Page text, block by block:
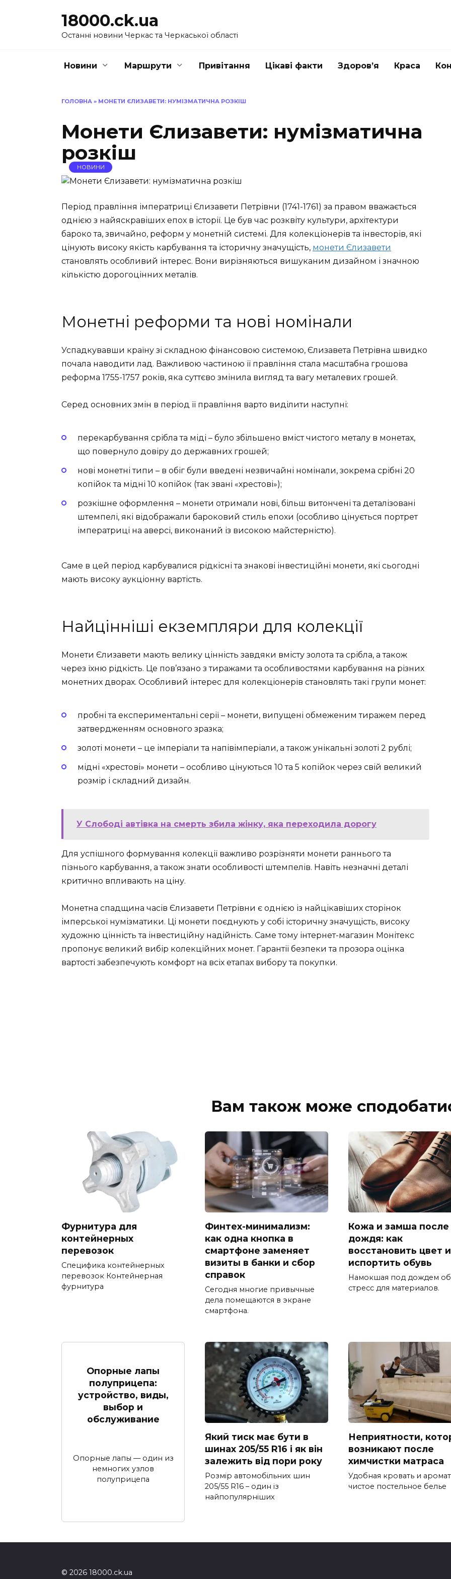
18000.ck.ua
Останні новини Черкас та Черкаської області
Новини Маршрути Привітання Цікаві факти Здоров’я Краса
ГОЛОВНА » МОНЕТИ ЄЛИЗАВЕТИ: НУМІЗМАТИЧНА РОЗКІШ
Монети Єлизавети: нумізматична
розкіш
НОВИНИ
Період правління імператриці Єлизавети Петрівни (1741-1761) за правом вважається
однією з найяскравіших епох в історії. Це був час розквіту культури, архітектури
бароко та, звичайно, реформ у монетній системі. Для колекціонерів та інвесторів, які
цінують високу якість карбування та історичну значущість, монети Єлизавети
становлять особливий інтерес. Вони вирізняються вишуканим дизайном і значною
кількістю дорогоцінних металів.
Монетні реформи та нові номінали
Успадкувавши країну зі складною фінансовою системою, Єлизавета Петрівна швидко
почала наводити лад. Важливою частиною її правління стала масштабна грошова
реформа 1755-1757 років, яка суттєво змінила вигляд та вагу металевих грошей.
Серед основних змін в період її правління варто виділити наступні:
перекарбування срібла та міді – було збільшено вміст чистого металу в монетах,
що повернуло довіру до державних грошей;
нові монетні типи – в обіг були введені незвичайні номінали, зокрема срібні 20
копійок та мідні 10 копійок (так звані «хрестові»);
розкішне оформлення – монети отримали нові, більш витончені та деталізовані
штемпелі, які відображали бароковий стиль епохи (особливо цінується портрет
імператриці на аверсі, виконаний із високою майстерністю).
Саме в цей період карбувалися рідкісні та знакові інвестиційні монети, які сьогодні
мають високу аукціонну вартість.
Найцінніші екземпляри для колекції
Монети Єлизавети мають велику цінність завдяки вмісту золота та срібла, а також
через їхню рідкість. Це пов’язано з тиражами та особливостями карбування на різних
монетних дворах. Особливий інтерес для колекціонерів становлять такі групи монет:
пробні та експериментальні серії – монети, випущені обмеженим тиражем перед
затвердженням основного зразка;
золоті монети – це імперіали та напівімперіали, а також унікальні золоті 2 рублі;
мідні «хрестові» монети – особливо цінуються 10 та 5 копійок через свій великий
розмір і складний дизайн.
У Слободі автівка на смерть збила жінку, яка переходила дорогу
Для успішного формування колекції важливо розрізняти монети раннього та
пізнього карбування, а також знати особливості штемпелів. Навіть незначні деталі
критично впливають на ціну.
Монетна спадщина часів Єлизавети Петрівни є однією із найцікавіших сторінок
імперської нумізматики. Ці монети поєднують у собі історичну значущість, високу
художню цінність та інвестиційну надійність. Саме тому інтернет-магазин Монітекс
пропонує великий вибір колекційних монет. Гарантії безпеки та прозора оцінка
вартості забезпечують комфорт на всіх етапах вибору та покупки.
Вам також може
Фурнитура для
контейнерных
перевозок
Специфика контейнерных
перевозок Контейнерная
фурнитура
Финтех-минимализм:
как одна кнопка в
смартфоне заменяет
визиты в банки и сбор
справок
Сегодня многие привычные
дела помещаются в экране
смартфона.
Кожа и замша после
дождя: как
восстановить цвет
испортить обувь
Намокшая под дождем
стресс для материалов.
Опорные лапы
полуприцепа:
устройство, виды,
выбор и
обслуживание
Опорные лапы — один из
немногих узлов
полуприцепа
Який тиск має бути в
шинах 205/55 R16 і як він
залежить від пори року
Розмір автомобільних шин
205/55 R16 – один із
найпопулярніших
Неприятности,
возникают после
химчистки матраса
Удобная кровать и
чистое постельное белье
© 2026 18000.ck.ua